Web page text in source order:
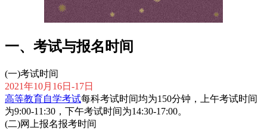
一、考试与报名时间
(一)考试时间
2021年10月16日-17日
高等教育自学考试每科考试时间均为150分钟，上午考试时间
为9:00-11:30，下午考试时间为14:30-17:00。
(二)网上报名报考时间